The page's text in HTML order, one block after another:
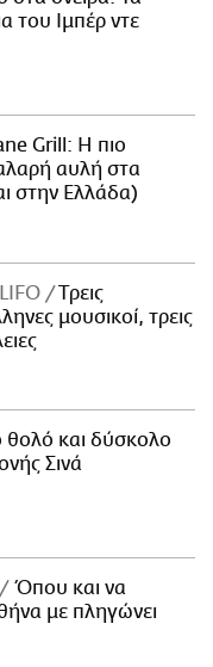
του Ιμπέρ ντε
Grill: Η πιο
αυλή στα
στην Ελλάδα)
Tρεις
μουσικοί, τρεις
θολό και δύσκολο
Σινά
Όπου και να
με πληγώνει